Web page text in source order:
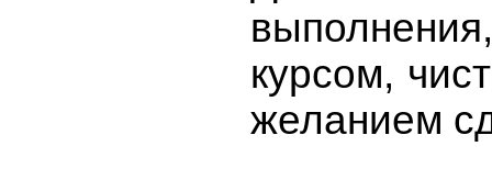
курсом,
желанием